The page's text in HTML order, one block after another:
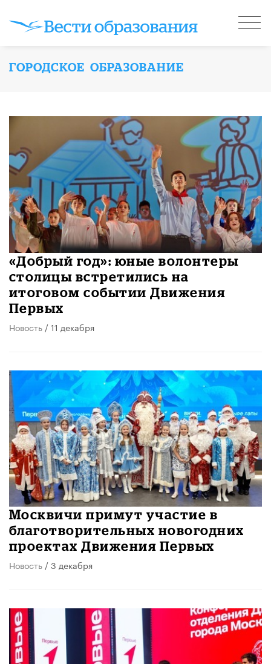
ГОРОДСКОЕ ОБРАЗОВАНИЕ
«Добрый год»: юные волонтеры
столицы встретились на
итоговом событии Движения
Первых
Новость / 11 декабря
Москвичи примут участие в
благотворительных новогодних
проектах Движения Первых
Новость / 3 декабря